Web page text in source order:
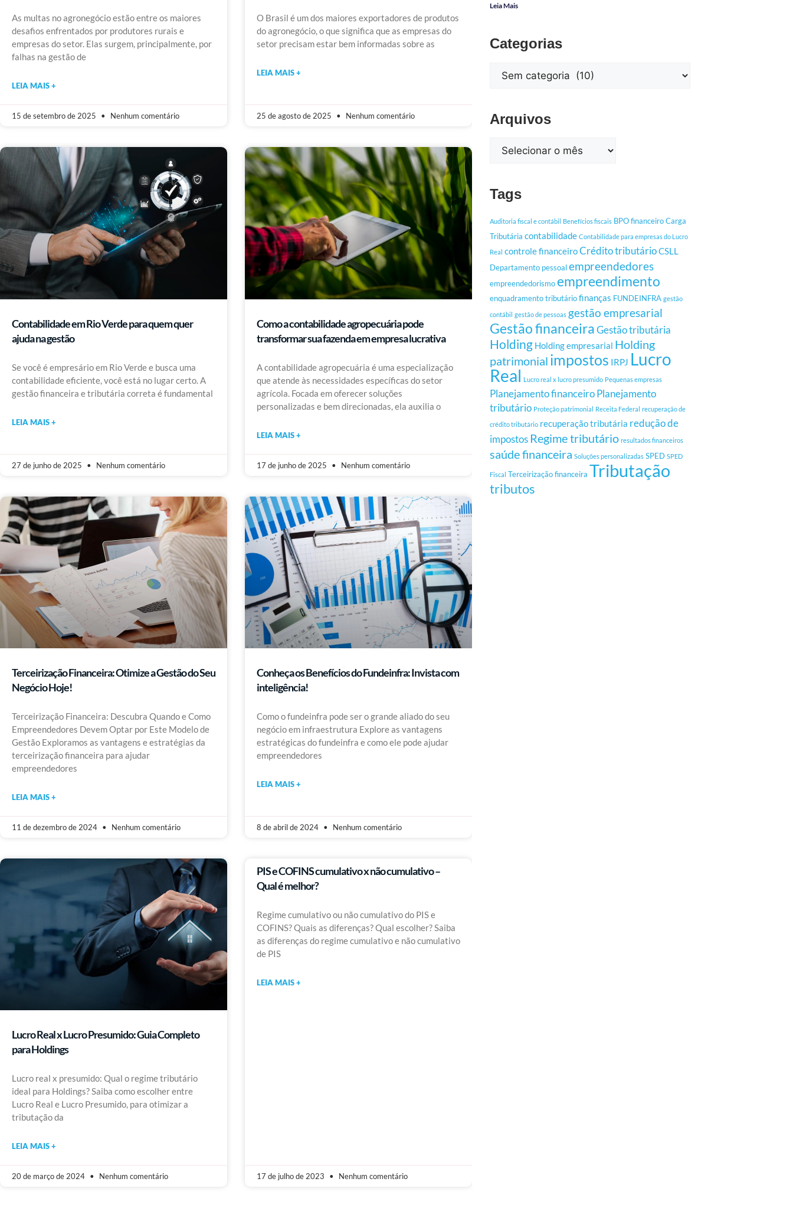
As multas no agronegócio estão entre os maiores
desafios enfrentados por produtores rurais e
empresas do setor. Elas surgem, principalmente, por
falhas na gestão de
LEIA MAIS +
15 de setembro de 2025 Nenhum comentário
O Brasil é um dos maiores exportadores de produtos
do agronegócio, o que significa que as empresas do
setor precisam estar bem informadas sobre as
LEIA MAIS +
25 de agosto de 2025 Nenhum comentário
Contabilidade em Rio Verde para quem quer
ajuda na gestão
Se você é empresário em Rio Verde e busca uma
contabilidade eficiente, você está no lugar certo. A
gestão financeira e tributária correta é fundamental
LEIA MAIS +
27 de junho de 2025 Nenhum comentário
Como a contabilidade agropecuária pode
transformar sua fazenda em empresa lucrativa
A contabilidade agropecuária é uma especialização
que atende às necessidades específicas do setor
agrícola. Focada em oferecer soluções
personalizadas e bem direcionadas, ela auxilia o
LEIA MAIS +
17 de junho de 2025 Nenhum comentário
Terceirização Financeira: Otimize a Gestão do Seu
Negócio Hoje!
Terceirização Financeira: Descubra Quando e Como
Empreendedores Devem Optar por Este Modelo de
Gestão Exploramos as vantagens e estratégias da
terceirização financeira para ajudar
empreendedores
LEIA MAIS +
11 de dezembro de 2024 Nenhum comentário
Conheça os Benefícios do Fundeinfra: Invista com
inteligência!
Como o fundeinfra pode ser o grande aliado do seu
negócio em infraestrutura Explore as vantagens
estratégicas do fundeinfra e como ele pode ajudar
empreendedores
LEIA MAIS +
8 de abril de 2024 Nenhum comentário
Lucro Real x Lucro Presumido: Guia Completo
para Holdings
Lucro real x presumido: Qual o regime tributário
ideal para Holdings? Saiba como escolher entre
Lucro Real e Lucro Presumido, para otimizar a
tributação da
LEIA MAIS +
20 de março de 2024 Nenhum comentário
PIS e COFINS cumulativo x não cumulativo –
Qual é melhor?
Regime cumulativo ou não cumulativo do PIS e
COFINS? Quais as diferenças? Qual escolher? Saiba
as diferenças do regime cumulativo e não cumulativo
de PIS
LEIA MAIS +
17 de julho de 2023 Nenhum comentário
Leia Mais
Categorias
Arquivos
Tags
Auditoria fiscal e contábil Benefícios fiscais BPO financeiroCarga
Tributária contabilidade Contabilidade para empresas do Lucro
Real controle financeiroCrédito tributárioCSLL
Departamento pessoalempreendedores
empreendedorismoempreendimento
enquadramento tributáriofinanças FUNDEINFRA gestão
contábil gestão de pessoas gestão empresarial
Gestão financeiraGestão tributária
Holding Holding empresarial Holding
patrimonial impostos IRPJ Lucro
Real Lucro real x lucro presumido Pequenas empresas
Planejamento financeiroPlanejamento
tributário Proteção patrimonial Receita Federal recuperação de
crédito tributário recuperação tributária redução de
impostos Regime tributário resultados financeiros
saúde financeira Soluções personalizadas SPED SPED
Fiscal Terceirização financeira Tributação
tributos